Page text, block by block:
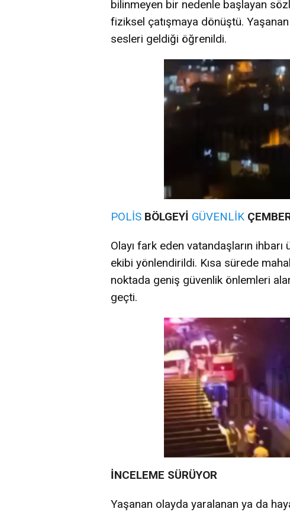
bilinmeyen bir nedenle başlayan
fiziksel çatışmaya dönüştü.
sesleri geldiği öğrenildi.
POLİS BÖLGEYİ GÜVENLİK
Olayı fark eden vatandaşların
ekibi yönlendirildi. Kısa sürede
noktada geniş güvenlik önlemleri
geçti.
İNCELEME SÜRÜYOR
Yaşanan olayda yaralanan ya da